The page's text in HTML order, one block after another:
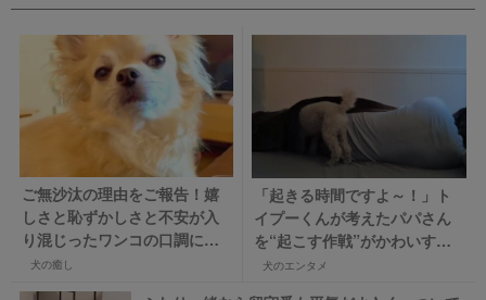
ご無沙汰の理由をご報告！嬉
しさと恥ずかしさと不安が入
り混じったワンコの口調に爆
笑♪
犬の癒し
「起きる時間ですよ～！」ト
イプーくんが考えたパパさん
を“起こす作戦”がかわいすぎ
る！
犬のエンタメ